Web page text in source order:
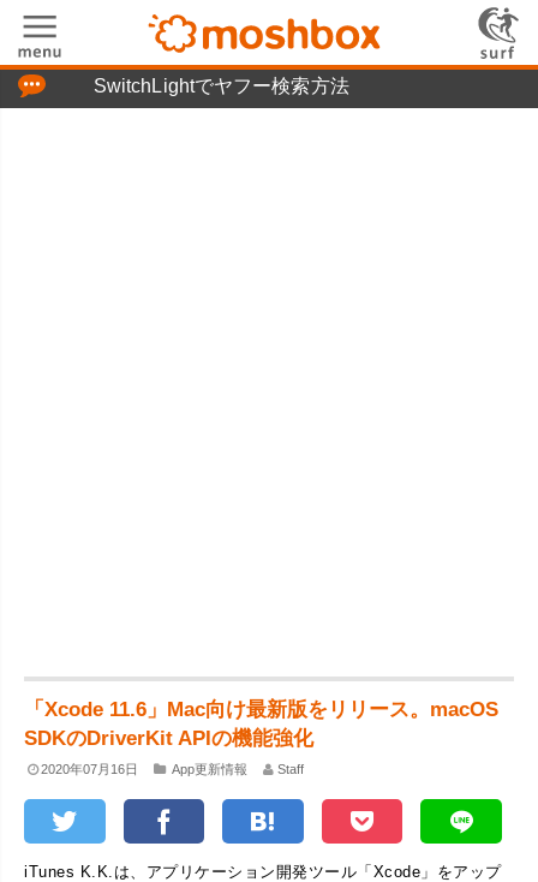
SwitchLightでヤフー検索方法
「Xcode 11.6」Mac向け最新版をリリース。macOS
SDKのDriverKit APIの機能強化
2020年07月16日 App更新情報 Staff
iTunes K.K.は、アプリケーション開発ツール「Xcode」をアップ
「つぶやき」の使い方